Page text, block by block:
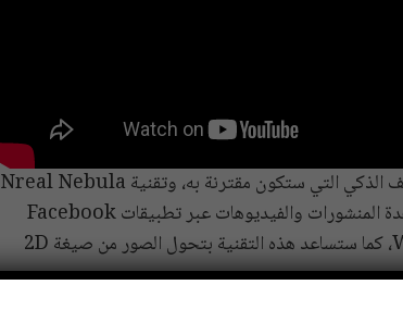
وتبعا للشركة المصنعة فإن النظارة ستعتمد في عملها على الهاتف الذكي التي ستكون مقترنة به، وتقنية Nreal Nebula
الموجودة فيها ستمكن المستخدم من استعمالها للتصفح ومشاهدة المنشورات والفيديوهات عبر تطبيقات Facebook
وYouTube وTwitter وGoogle Chrome وWeChat، كما ستساعد هذه التقنية بتحول الصور من صيغة 2D